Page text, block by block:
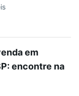
em
encontre na